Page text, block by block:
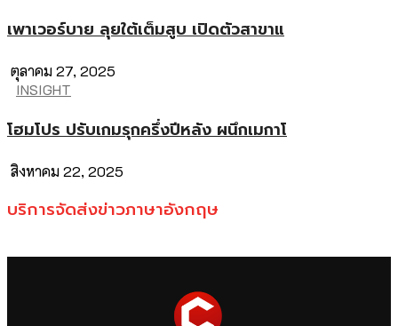
เพาเวอร์บาย ลุยใต้เต็มสูบ เปิดตัวสาขาแ
ตุลาคม 27, 2025
INSIGHT
โฮมโปร ปรับเกมรุกครึ่งปีหลัง ผนึกเมกาโ
สิงหาคม 22, 2025
บริการจัดส่งข่าวภาษาอังกฤษ